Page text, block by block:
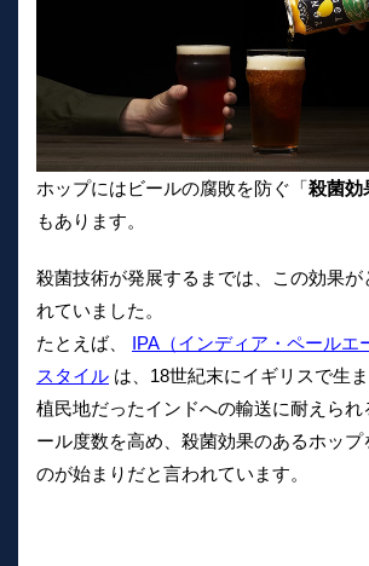
ホップにはビールの腐敗を防ぐ「殺菌効
もあります。
殺菌技術が発展するまでは、この効果が
れていました。
たとえば、 IPA（インディア・ペールエ
スタイル は、18世紀末にイギリスで生
植民地だったインドへの輸送に耐えられ
ール度数を高め、殺菌効果のあるホップ
のが始まりだと言われています。